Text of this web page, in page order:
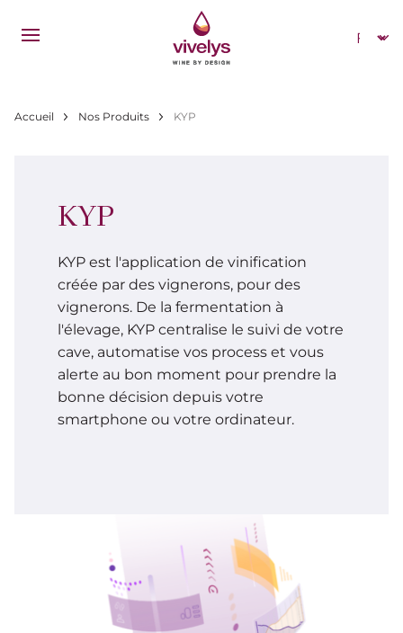
Fil d'Ariane
Accueil Nos Produits KYP
KYP
KYP est l'application de vinification
créée par des vignerons, pour des
vignerons. De la fermentation à
l'élevage, KYP centralise le suivi de votre
cave, automatise vos process et vous
alerte au bon moment pour prendre la
bonne décision depuis votre
smartphone ou votre ordinateur.